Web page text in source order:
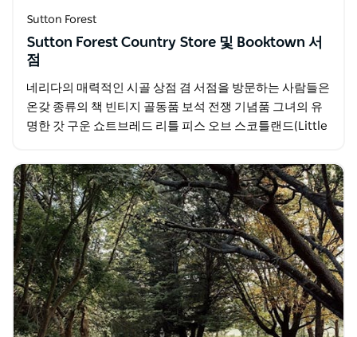
Sutton Forest
Sutton Forest Country Store 및 Booktown 서
점
네리다의 매력적인 시골 상점 겸 서점을 방문하는 사람들은
온갖 종류의 책 빈티지 골동품 보석 전쟁 기념품 그녀의 유
명한 갓 구운 쇼트브레드 리틀 피스 오브 스코틀랜드(Little